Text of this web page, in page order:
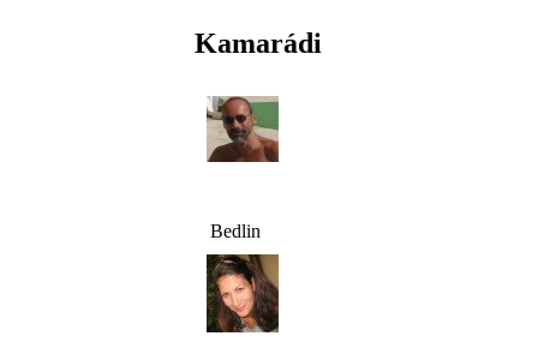
Kamarádi
Bedlin